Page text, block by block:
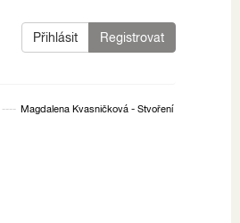
Přihlásit Registrovat
Magdalena Kvasničková - Stvoření